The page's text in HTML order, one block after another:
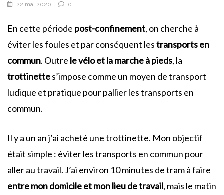
22 mai 2020 0
En cette période post-confinement, on cherche à
éviter les foules et par conséquent lestransports en
commun. Outre le vélo et la marche à pieds, la
trottinettes’impose comme un moyen de transport
ludique et pratique pour pallier les transports en
commun.
Il y a un an j’ai acheté une trottinette. Mon objectif
était simple : éviter les transports en commun pour
aller au travail. J’ai environ 10 minutes de tram à faire
entre mon domicile et mon lieu de travail, mais le matin